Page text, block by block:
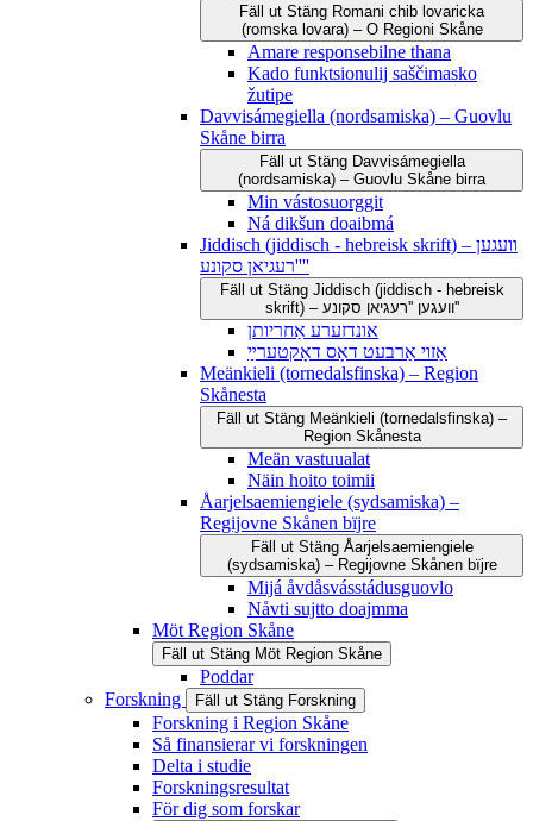
Fäll ut Stäng Romani chib lovaricka
(romska lovara) – O Regioni Skåne
Amare responsebilne thana
Kado funktsionulij saščimasko
žutipe
Davvisámegiella (nordsamiska) – Guovlu
Skåne birra
Fäll ut Stäng Davvisámegiella
(nordsamiska) – Guovlu Skåne birra
Min vástosuorggit
Ná dikšun doaibmá
Jiddisch (jiddisch - hebreisk skrift) – וועגען
''רעגיאן סקונע''
Fäll ut Stäng Jiddisch (jiddisch - hebreisk
skrift) – וועגען ''רעגיאן סקונע''
אונדזערע אַחריותן
אַזוי אַרבעט דאָס דאָקטערײַ
Meänkieli (tornedalsfinska) – Region
Skånesta
Fäll ut Stäng Meänkieli (tornedalsfinska) –
Region Skånesta
Meän vastuualat
Näin hoito toimii
Åarjelsaemiengiele (sydsamiska) –
Regijovne Skånen bïjre
Fäll ut Stäng Åarjelsaemiengiele
(sydsamiska) – Regijovne Skånen bïjre
Mijá åvdåsvásstádusguovlo
Nåvti sujtto doajmma
Möt Region Skåne
Fäll ut Stäng Möt Region Skåne
Poddar
Forskning
Fäll ut Stäng Forskning
Forskning i Region Skåne
Så finansierar vi forskningen
Delta i studie
Forskningsresultat
För dig som forskar